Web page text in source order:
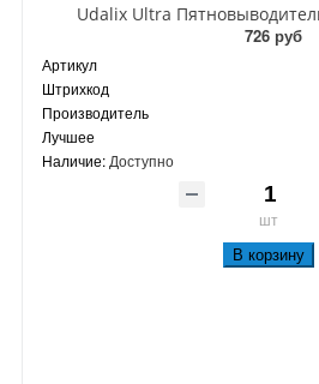
Udalix Ultra
726 руб
Артикул
Штрихкод
Производитель
Лучшее
Наличие: Доступно
шт
В корзину